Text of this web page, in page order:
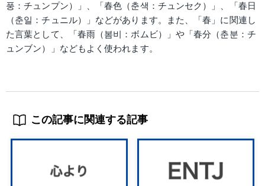
풍：チュンプン）」、「春色（춘색：チュンセク）」、「春日
（춘일：チュニル）」などがあります。また、「春」に関連し
た言葉として、「春雨（봄비：ボムビ）」や「春分（춘분：チ
ュンブン）」などもよく使われます。
この記事に関連する記事